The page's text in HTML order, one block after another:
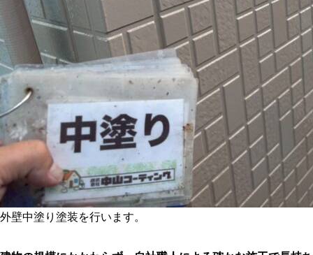
外壁中塗り塗装を行います。